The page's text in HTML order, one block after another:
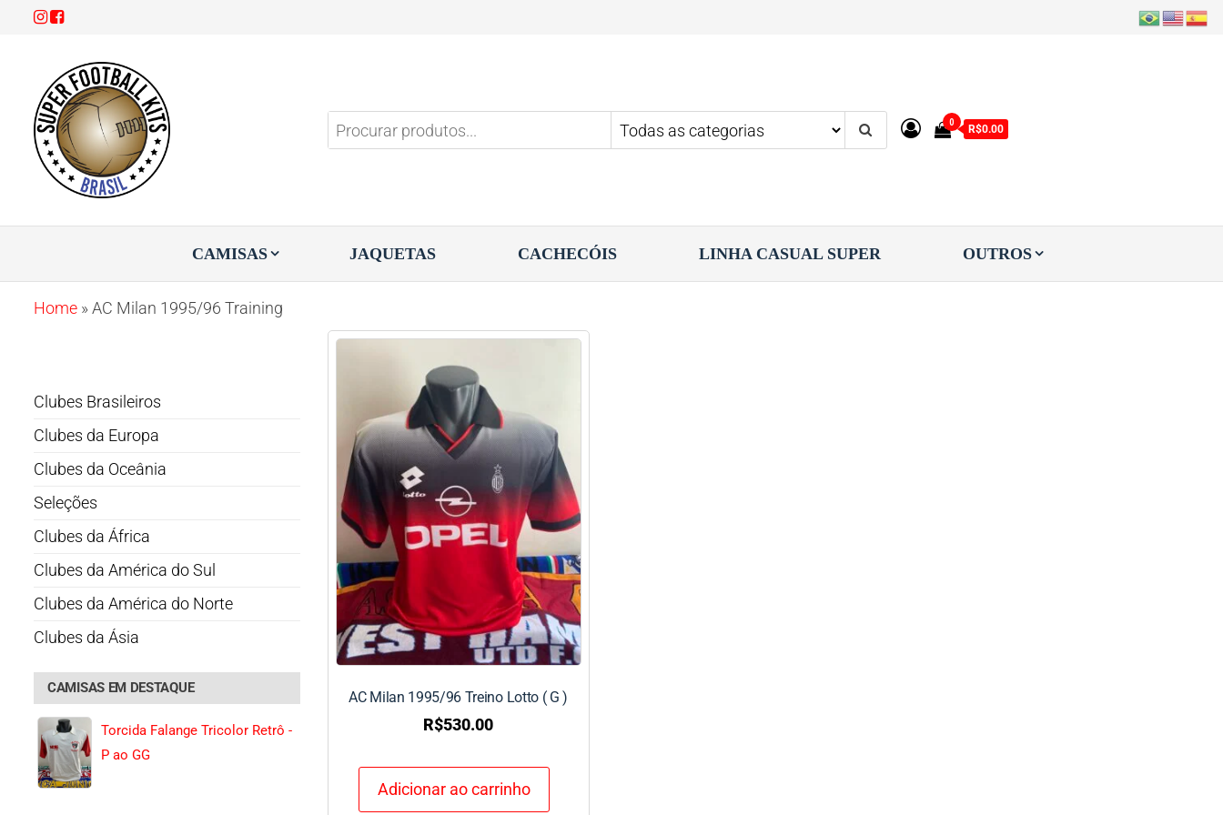
0
R$0.00
CAMISAS JAQUETAS CACHECÓIS LINHA CASUAL SUPER OUTROS
Home »AC Milan 1995/96 Training
AC Milan 1995/96 Treino Lotto ( G )
R$530.00
Adicionar ao carrinho
Clubes Brasileiros
Clubes da Europa
Clubes da Oceânia
Seleções
Clubes da África
Clubes da América do Sul
Clubes da América do Norte
Clubes da Ásia
CAMISAS EM DESTAQUE
Torcida Falange Tricolor Retrô -
P ao GG